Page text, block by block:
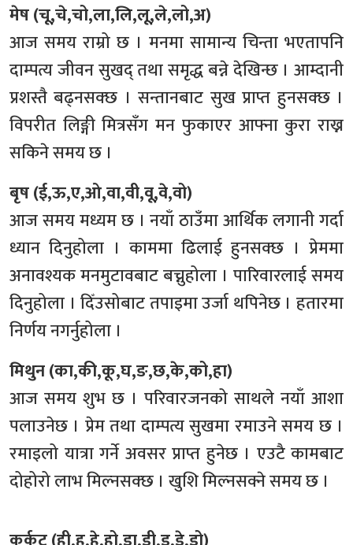
मेष (चू,चे,चो,ला,लि,लू,ले,लो,अ)
आज समय राम्रो छ । मनमा सामान्य चिन्ता भएतापनि
दाम्पत्य जीवन सुखद् तथा समृद्ध बन्ने देखिन्छ । आम्दानी
प्रशस्तै बढ्नसक्छ । सन्तानबाट सुख प्राप्त हुनसक्छ ।
विपरीत लिङ्गी मित्रसँग मन फुकाएर आफ्ना कुरा राख्न
सकिने समय छ ।
बृष (ई,ऊ,ए,ओ,वा,वी,वू,वे,वो)
आज समय मध्यम छ । नयाँ ठाउँमा आर्थिक लगानी गर्दा
ध्यान दिनुहोला । काममा ढिलाई हुनसक्छ । प्रेममा
अनावश्यक मनमुटावबाट बच्नुहोला । पारिवारलाई समय
दिनुहोला । दिँउसोबाट तपाइमा उर्जा थपिनेछ । हतारमा
निर्णय नगर्नुहोला ।
मिथुन (का,की,कू,घ,ङ,छ,के,को,हा)
आज समय शुभ छ । परिवारजनको साथले नयाँ आशा
पलाउनेछ । प्रेम तथा दाम्पत्य सुखमा रमाउने समय छ ।
रमाइलो यात्रा गर्ने अवसर प्राप्त हुनेछ । एउटै कामबाट
दोहोरो लाभ मिल्नसक्छ । खुशि मिल्नसक्ने समय छ ।